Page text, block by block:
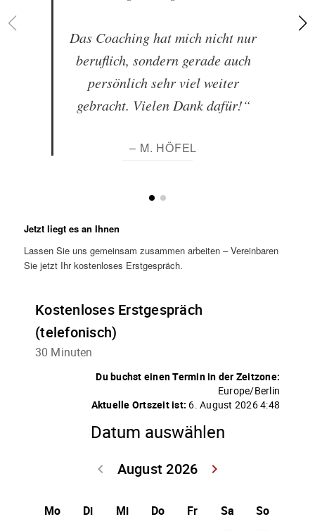
Das Coaching hat mich nicht nur
beruflich, sondern gerade auch
persönlich sehr viel weiter
gebracht. Vielen Dank dafür!“
– M. HÖFEL
Jetzt liegt es an Ihnen
Lassen Sie uns gemeinsam zusammen arbeiten – Vereinbaren
Sie jetzt Ihr kostenloses Erstgespräch.